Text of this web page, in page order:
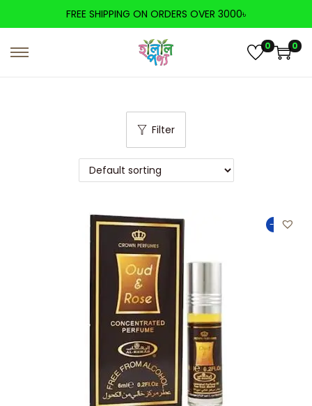
FREE SHIPPING ON ORDERS OVER 3000৳
0 0
Filter
-25%